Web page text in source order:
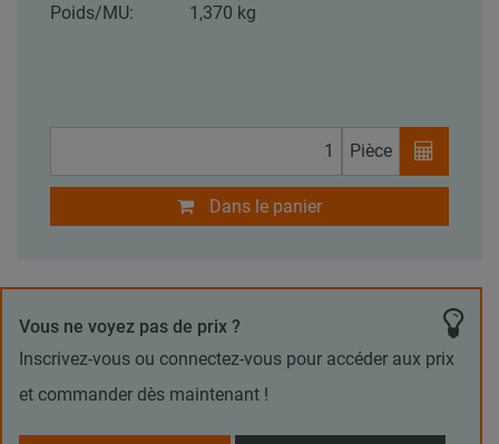
Poids/MU:
1,370 kg
Pièce
Dans le panier
Vous ne voyez pas de prix ?
Inscrivez-vous ou connectez-vous pour accéder aux prix
et commander dès maintenant !